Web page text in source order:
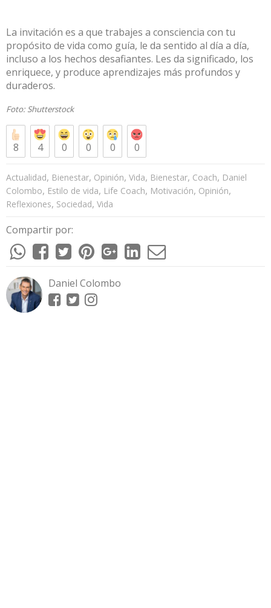
La invitación es a que trabajes a consciencia con tu
propósito de vida como guía, le da sentido al día a día,
incluso a los hechos desafiantes. Les da significado, los
enriquece, y produce aprendizajes más profundos y
duraderos.
Foto: Shutterstock
8 4 0 0 0 0
Actualidad, Bienestar, Opinión, Vida, Bienestar, Coach, Daniel
Colombo, Estilo de vida, Life Coach, Motivación, Opinión,
Reflexiones, Sociedad, Vida
Compartir por:
Daniel Colombo